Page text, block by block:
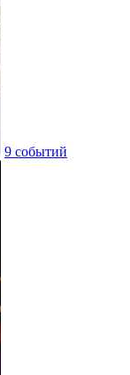
9 событий